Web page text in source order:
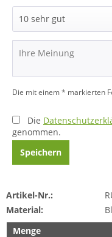
Die mit einem * markierten
Die
genommen.
Speichern
Artikel-Nr.:
Material:
Menge